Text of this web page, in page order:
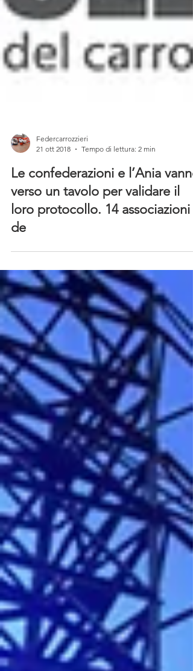
Federcarrozzieri
21 ott 2018
Tempo di lettura: 2 min
Le confederazioni e l’Ania vanno
verso un tavolo per validare il
loro protocollo. 14 associazioni
de